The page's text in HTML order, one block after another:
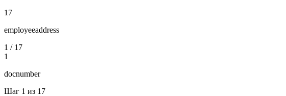
17
employeeaddress
1 / 17
1
docnumber
Шаг 1 из 17